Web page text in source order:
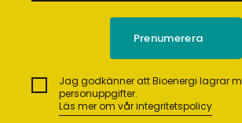
Jag godkänner att Bioenergi lagrar
personuppgifter.
Läs mer om vår integritetspolicy